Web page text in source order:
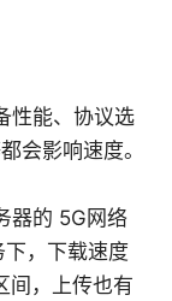
性能、协议选
会影响速度。
器的 5G网络
，下载速度
，上传也有